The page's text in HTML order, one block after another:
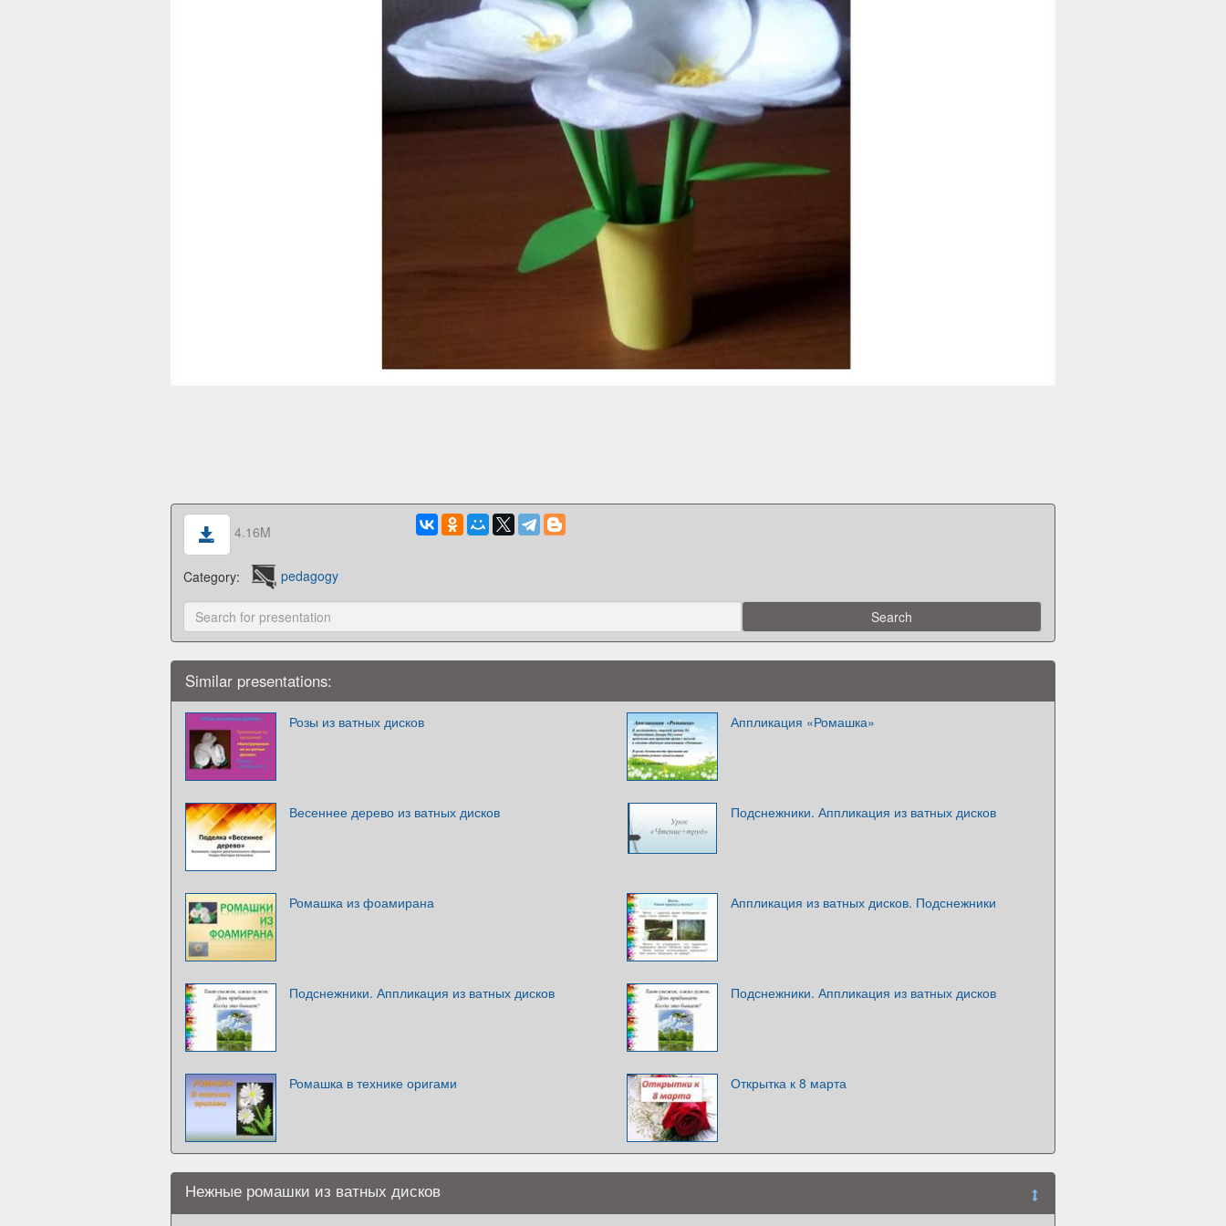
4.16M
Category: pedagogy
Similar presentations:
Розы из ватных дисков Аппликация «Ромашка»
Весеннее дерево из ватных дисков Подснежники. Аппликация из ватных дисков
Ромашка из фоамирана Аппликация из ватных дисков. Подснежники
Подснежники. Аппликация из ватных дисков Подснежники. Аппликация из ватных дисков
Ромашка в технике оригами Открытка к 8 марта
Нежные ромашки из ватных дисков